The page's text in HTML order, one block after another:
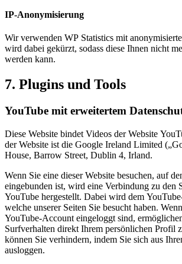
IP-Anonymisierung
Wir verwenden WP Statistics mit
wird dabei gekürzt, sodass diese Ihnen nicht
werden kann.
7. Plugins und Tools
YouTube mit erweitertem
Diese Website bindet Videos der Website
der Website ist die Google Ireland Limited
House, Barrow Street, Dublin 4, Irland.
Wenn Sie eine dieser Website besuchen, auf
eingebunden ist, wird eine Verbindung zu den
YouTube hergestellt. Dabei wird dem
welche unserer Seiten Sie besucht haben.
YouTube-Account eingeloggt sind,
Surfverhalten direkt Ihrem persönlichen Profil
können Sie verhindern, indem Sie sich aus
ausloggen.